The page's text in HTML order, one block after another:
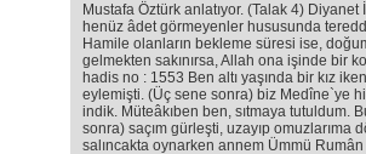
Mustafa Öztürk anlatıyor. (Talak 4)
henüz âdet görmeyenler hususunda
Hamile olanların bekleme süresi ise,
gelmekten sakınırsa, Allah ona işinde bir
hadis no : 1553 Ben altı yaşında bir kız
eylemişti. (Üç sene sonra) biz Medîne`ye
indik. Müteâkıben ben, sıtmaya tutuldum.
sonra) saçım gürleşti, uzayıp omuzlarıma
salıncakta oynarken annem Ümmü